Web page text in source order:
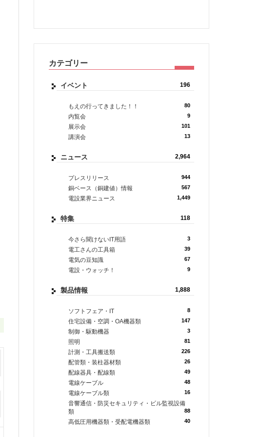
カテゴリー
イベント 196
もえの行ってきました！！ 80
内覧会 9
展示会 101
講演会 13
ニュース 2,964
プレスリリース 944
銅ベース（銅建値）情報 567
電設業界ニュース 1,449
特集 118
今さら聞けないIT用語 3
電工さんの工具箱 39
電気の豆知識 67
電設・ウォッチ！ 9
製品情報 1,888
ソフトフェア・IT 8
住宅設備・空調・OA機器類 147
制御・駆動機器 3
照明 81
計測・工具搬送類 226
配管類・装柱器材類 26
配線器具・配線類 49
電線ケーブル 48
電線ケーブル類 16
音響通信・防災セキュリティ・ビル監視設備
類
88
高低圧用機器類・受配電機器類 40